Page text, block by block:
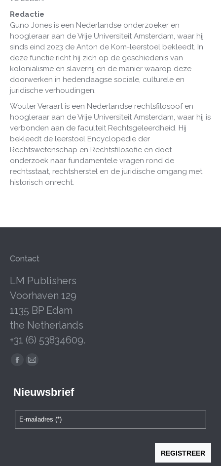
Redactie
Guno Jones is een Nederlandse onderzoeker en
hoogleraar aan de Vrije Universiteit Amsterdam, waar hij
sinds eind 2023 de Anton de Kom-leerstoel bekleedt. In
deze functie richt hij zich op de geschiedenis van
kolonialisme en slavernij en de manier waarop deze
doorwerken in hedendaagse sociale, culturele en
juridische verhoudingen.
Wouter Veraart is een Nederlandse rechtsfilosoof en
hoogleraar aan de Vrije Universiteit Amsterdam, waar hij is
verbonden aan de faculteit Rechtsgeleerdheid. Hij
bekleedt de leerstoel Encyclopedie der
Rechtswetenschap en Rechtsfilosofie en doet
onderzoek naar fundamentele vragen rond de
rechtsstaat, rechtsherstel en de juridische omgang met
historisch onrecht.
Contact
LM Publishers
Voorhaven 129
1135 BP Edam
the Netherlands
+31 (6) 53834609.
Facebook
opens
new
window
Mail
opens
new
window